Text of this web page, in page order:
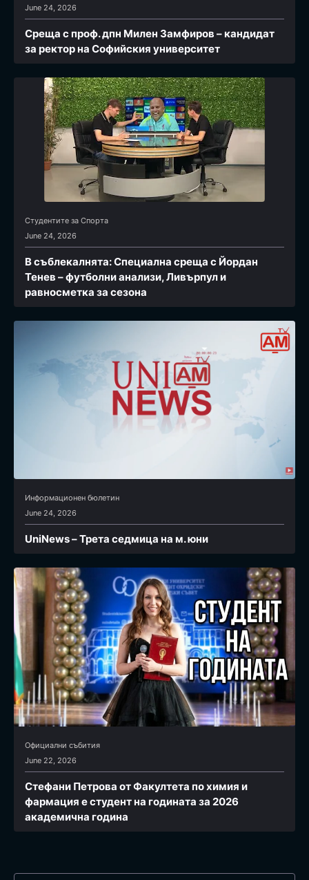
June 24, 2026
Среща с проф. дпн Милен Замфиров – кандидат
за ректор на Софийския университет
Студентите за Спортa
June 24, 2026
В съблекалнята: Специална среща с Йордан
Тенев – футболни анализи, Ливърпул и
равносметка за сезона
Информационен бюлетин
June 24, 2026
UniNews – Трета седмица на м. юни
Официални събития
June 22, 2026
Стефани Петрова от Факултета по химия и
фармация e студент на годината за 2026
академична година